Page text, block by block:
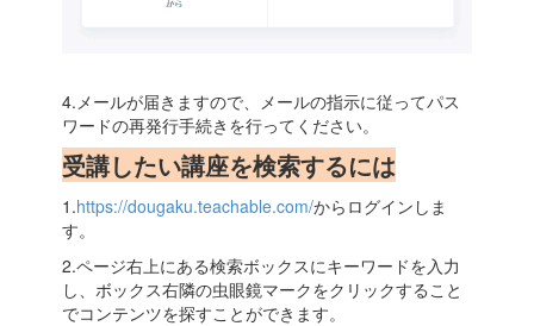
4.メールが届きますので、メールの指示に従ってパス
ワードの再発行手続きを行ってください。
受講したい講座を検索するには
1.https://dougaku.teachable.com/からログインしま
す。
2.ページ右上にある検索ボックスにキーワードを入力
し、ボックス右隣の虫眼鏡マークをクリックすること
でコンテンツを探すことができます。